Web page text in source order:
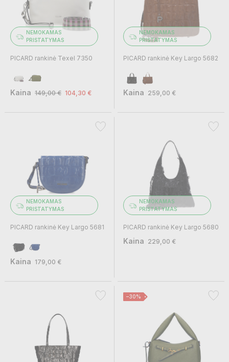
NEMOKAMAS
PRISTATYMAS
PICARD rankinė Texel 7350
Kaina 149,00 € 104,30 €
NEMOKAMAS
PRISTATYMAS
PICARD rankinė Key Largo 5682
Kaina 259,00 €
NEMOKAMAS
PRISTATYMAS
PICARD rankinė Key Largo 5681
Kaina 179,00 €
NEMOKAMAS
PRISTATYMAS
PICARD rankinė Key Largo 5680
Kaina 229,00 €
−30%